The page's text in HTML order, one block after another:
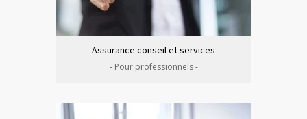
Assurance conseil et services
- Pour professionnels -